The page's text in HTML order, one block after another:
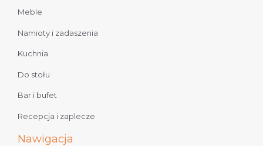
Meble
Namioty i zadaszenia
Kuchnia
Do stołu
Bar i bufet
Recepcja i zaplecze
Nawigacja